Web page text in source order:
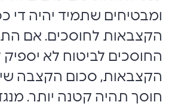
ומבטיחים שתמיד יהיה די
הקצבאות לחוסכים. אם
החוסכים לביטוח לא
הקצבאות, סכום הקצבה
חוסך תהיה קטנה יותר.